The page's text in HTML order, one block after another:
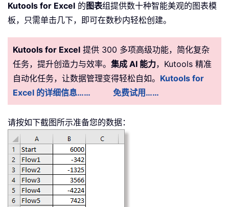
Kutools for Excel 的 图表组提供数十种智能美观的图表模
板，只需单击几下，即可在数秒内轻松创建。
Kutools for Excel 提供 300 多项高级功能，简化复杂
任务，提升创造力与效率。 集成 AI 能力，Kutools 精准
自动化任务，让数据管理变得轻松自如。 Kutools for
Excel 的详细信息……
免费试用……
请按如下截图所示准备您的数据：